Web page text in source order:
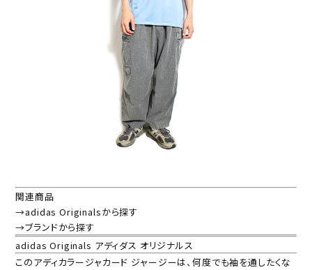
関連商品
→adidas Originalsから探す
→ブランドから探す
adidas Originals アディダス オリジナルス
このアディカラージャカード ジャージーは、何度でも袖を通したくな